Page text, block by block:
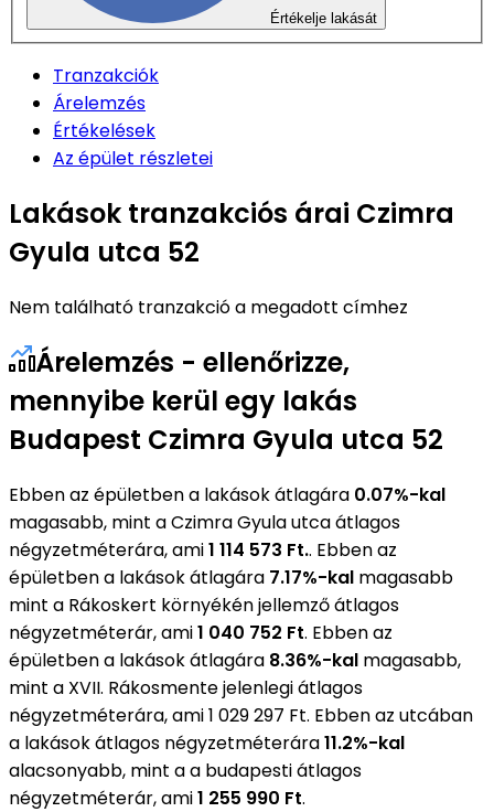
Értékelje lakását
Tranzakciók
Árelemzés
Értékelések
Az épület részletei
Lakások tranzakciós árai Czimra
Gyula utca 52
Nem található tranzakció a megadott címhez
Árelemzés - ellenőrizze,
mennyibe kerül egy lakás
Budapest Czimra Gyula utca 52
Ebben az épületben a lakások átlagára 0.07%-kal
magasabb, mint a Czimra Gyula utca átlagos
négyzetméterára, ami1 114 573 Ft.. Ebben az
épületben a lakások átlagára 7.17%-kal magasabb
mint a Rákoskert környékén jellemző átlagos
négyzetméterár, ami1 040 752 Ft. Ebben az
épületben a lakások átlagára 8.36%-kal magasabb,
mint a XVII. Rákosmente jelenlegi átlagos
négyzetméterára, ami 1 029 297 Ft. Ebben az utcában
a lakások átlagos négyzetméterára11.2%-kal
alacsonyabb, mint a a budapesti átlagos
négyzetméterár, ami1 255 990 Ft.